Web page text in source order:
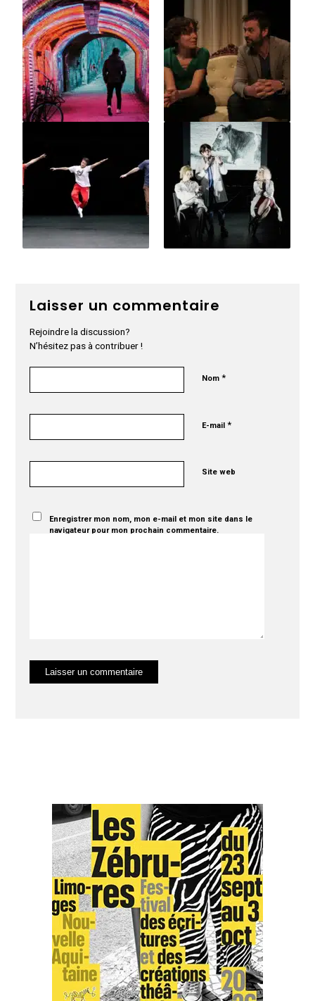
Laisser un commentaire
Rejoindre la discussion?
N’hésitez pas à contribuer !
Nom*
E-mail*
Site web
Enregistrer mon nom, mon e-mail et mon site dans le
navigateur pour mon prochain commentaire.